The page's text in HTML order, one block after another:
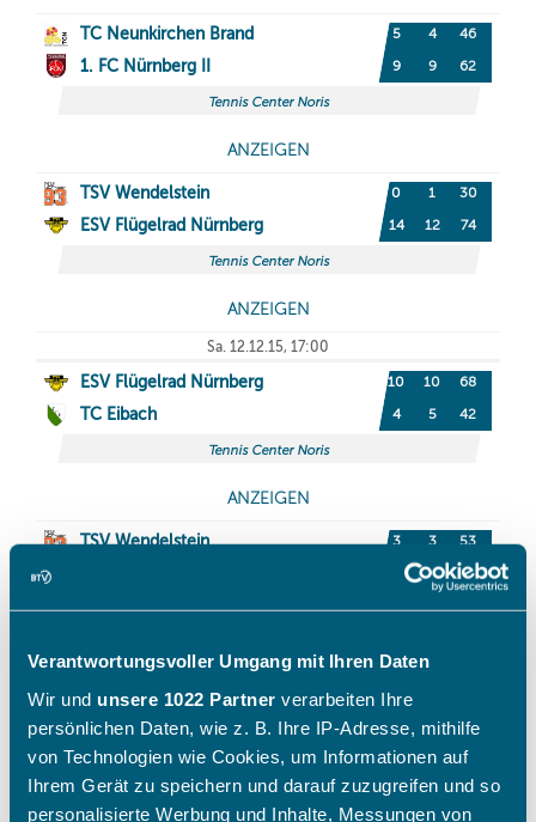
Verantwortungsvoller Umgang mit Ihren Daten
Wir und unsere 1022 Partner verarbeiten Ihre
persönlichen Daten, wie z. B. Ihre IP-Adresse, mithilfe
von Technologien wie Cookies, um Informationen auf
Ihrem Gerät zu speichern und darauf zuzugreifen und so
personalisierte Werbung und Inhalte, Messungen von